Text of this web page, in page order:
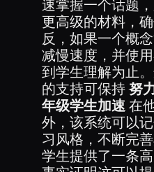
速掌握一个话题
更高级的材料，
反，如果一个概
减慢速度，并使
到学生理解为止
的支持可保持努
年级学生加速 在
外，该系统可以
习风格，不断完
学生提供了一条